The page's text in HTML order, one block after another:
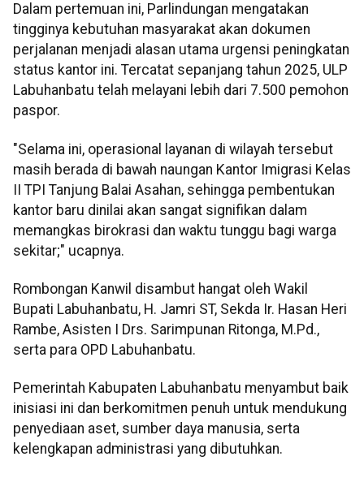
Dalam pertemuan ini, Parlindungan mengatakan
tingginya kebutuhan masyarakat akan dokumen
perjalanan menjadi alasan utama urgensi peningkatan
status kantor ini. Tercatat sepanjang tahun 2025, ULP
Labuhanbatu telah melayani lebih dari 7.500 pemohon
paspor.
"Selama ini, operasional layanan di wilayah tersebut
masih berada di bawah naungan Kantor Imigrasi Kelas
II TPI Tanjung Balai Asahan, sehingga pembentukan
kantor baru dinilai akan sangat signifikan dalam
memangkas birokrasi dan waktu tunggu bagi warga
sekitar;" ucapnya.
Rombongan Kanwil disambut hangat oleh Wakil
Bupati Labuhanbatu, H. Jamri ST, Sekda Ir. Hasan Heri
Rambe, Asisten I Drs. Sarimpunan Ritonga, M.Pd.,
serta para OPD Labuhanbatu.
Pemerintah Kabupaten Labuhanbatu menyambut baik
inisiasi ini dan berkomitmen penuh untuk mendukung
penyediaan aset, sumber daya manusia, serta
kelengkapan administrasi yang dibutuhkan.